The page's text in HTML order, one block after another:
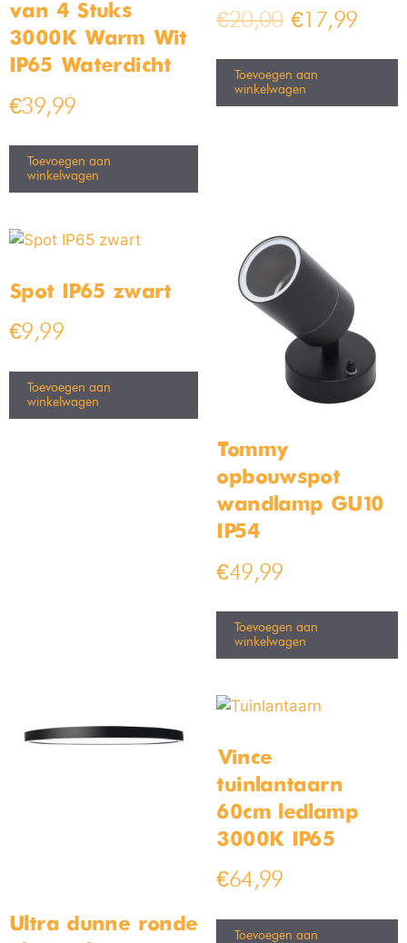
van 4 Stuks –
3000K Warm Wit –
IP65 Waterdicht
€39,99
Toevoegen aan
winkelwagen
€20,00 €17,99
Toevoegen aan
winkelwagen
Spot IP65 zwart
€9,99
Toevoegen aan
winkelwagen
Tommy
opbouwspot
wandlamp GU10
IP54
€49,99
Toevoegen aan
winkelwagen
Ultra dunne ronde
Vince
tuinlantaarn
60cm ledlamp
3000K IP65
€64,99
Toevoegen aan